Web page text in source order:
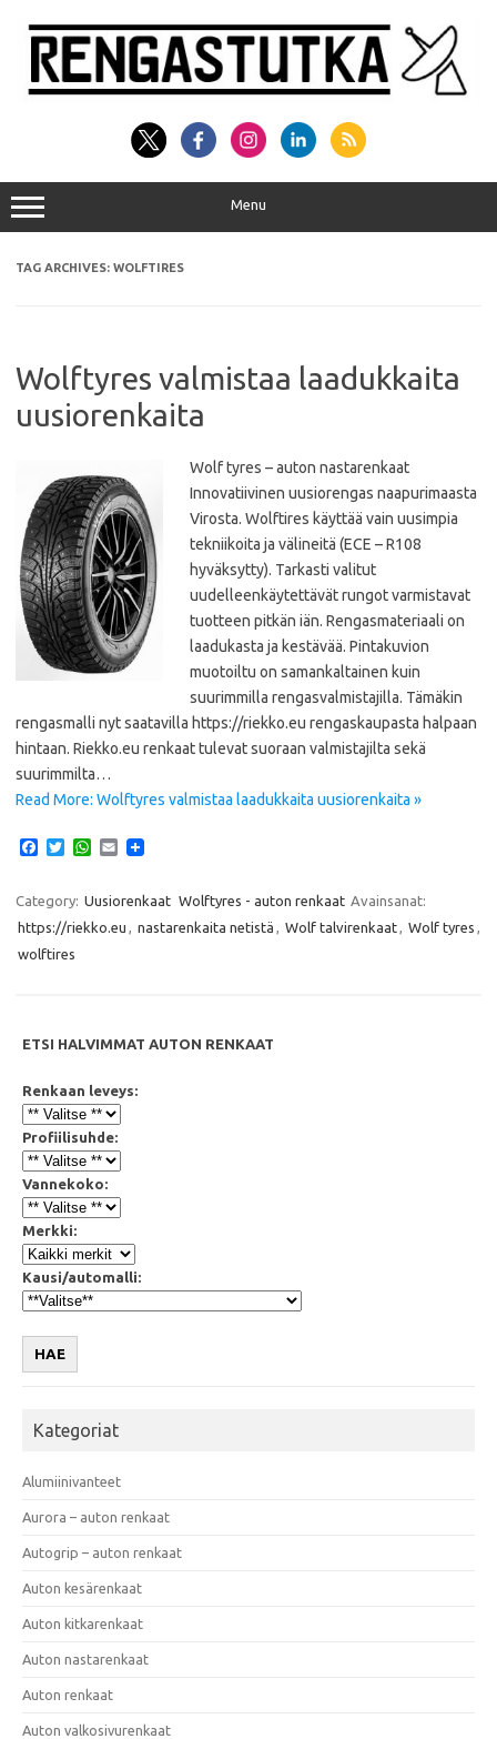
content
Menu
TAG ARCHIVES: WOLFTIRES
Wolftyres valmistaa laadukkaita
uusiorenkaita
Wolf tyres – auton nastarenkaat
Innovatiivinen uusiorengas naapurimaasta
Virosta. Wolftires käyttää vain uusimpia
tekniikoita ja välineitä (ECE – R108
hyväksytty). Tarkasti valitut
uudelleenkäytettävät rungot varmistavat
tuotteen pitkän iän. Rengasmateriaali on
laadukasta ja kestävää. Pintakuvion
muotoiltu on samankaltainen kuin
suurimmilla rengasvalmistajilla. Tämäkin
rengasmalli nyt saatavilla https://riekko.eu rengaskaupasta halpaan
hintaan. Riekko.eu renkaat tulevat suoraan valmistajilta sekä
suurimmilta…
Read More: Wolftyres valmistaa laadukkaita uusiorenkaita »
e
o
o
T
t
t
e
r
W
t
s
A
E
i
Category: Uusiorenkaat Wolftyres - auton renkaat Avainsanat:
https://riekko.eu
nastarenkaita netistä Wolf talvirenkaat Wolf tyres
wolftires
ETSI HALVIMMAT AUTON RENKAAT
Renkaan leveys:
Profiilisuhde:
Vannekoko:
Merkki:
Kausi/automalli:
HAE
Kategoriat
Alumiinivanteet
Aurora – auton renkaat
Autogrip – auton renkaat
Auton kesärenkaat
Auton kitkarenkaat
Auton nastarenkaat
Auton renkaat
Auton valkosivurenkaat